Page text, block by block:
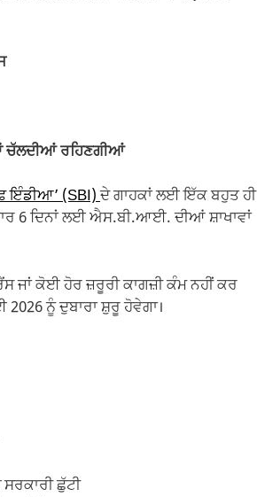
ਚੱਲਦੀਆਂ ਰਹਿਣਗੀਆਂ
ਇੰਡੀਆ’ (SBI)ਦੇ ਗਾਹਕਾਂ ਲਈ ਇੱਕ ਬਹੁਤ ਹੀ
6 ਦਿਨਾਂ ਲਈ ਐਸ.ਬੀ.ਆਈ. ਦੀਆਂ ਸ਼ਾਖਾਵਾਂ
ਜਾਂ ਕੋਈ ਹੋਰ ਜ਼ਰੂਰੀ ਕਾਗਜ਼ੀ ਕੰਮ ਨਹੀਂ ਕਰ
ਨੂੰ ਦੁਬਾਰਾ ਸ਼ੁਰੂ ਹੋਵੇਗਾ।
ਛੁੱਟੀ